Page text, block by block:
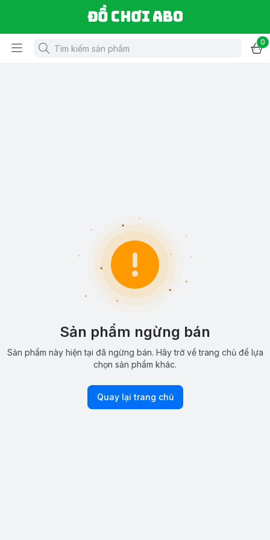
Đồ chơi ABO
0
Sản phẩm ngừng bán
Sản phẩm này hiện tại đã ngừng bán. Hãy trở về trang chủ để lựa
chọn sản phẩm khác.
Quay lại trang chủ